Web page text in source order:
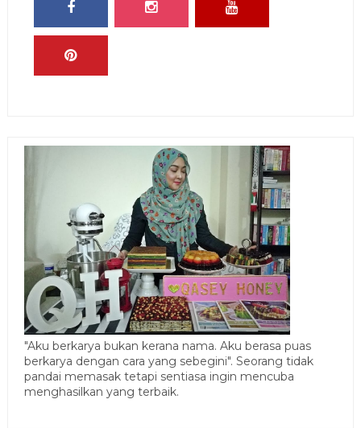
"Aku berkarya bukan kerana nama. Aku berasa puas
berkarya dengan cara yang sebegini". Seorang tidak
pandai memasak tetapi sentiasa ingin mencuba
menghasilkan yang terbaik.